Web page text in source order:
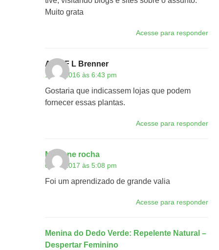
Muito grata
Acesse para responder
Aldo F L Brenner
15/10/2016 às 6:43 pm
Gostaria que indicassem lojas que podem
fornecer essas plantas.
Acesse para responder
Marilene rocha
02/01/2017 às 5:08 pm
Foi um aprendizado de grande valia
Acesse para responder
Menina do Dedo Verde: Repelente Natural –
Despertar Feminino